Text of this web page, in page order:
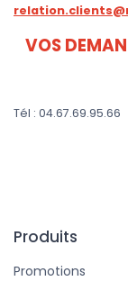
VOS
Tél : 04.67.69.95.66
Produits
Promotions